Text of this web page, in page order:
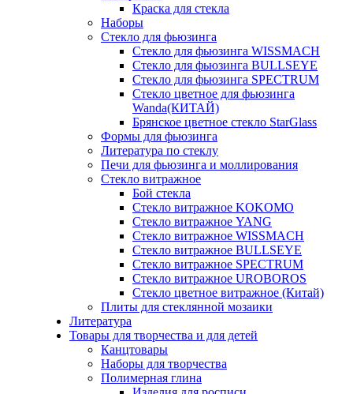
Краска для стекла
Наборы
Стекло для фьюзинга
Стекло для фьюзинга WISSMACH
Стекло для фьюзинга BULLSEYE
Стекло для фьюзинга SPECTRUM
Стекло цветное для фьюзинга
Wanda(КИТАЙ)
Брянское цветное стекло StarGlass
Формы для фьюзинга
Литература по стеклу
Печи для фьюзинга и моллирования
Стекло витражное
Бой стекла
Стекло витражное KOKOMO
Стекло витражное YANG
Стекло витражное WISSMACH
Стекло витражное BULLSEYE
Стекло витражное SPECTRUM
Стекло витражное UROBOROS
Стекло цветное витражное (Китай)
Плиты для стеклянной мозаики
Литература
Товары для творчества и для детей
Канцтовары
Наборы для творчества
Полимерная глина